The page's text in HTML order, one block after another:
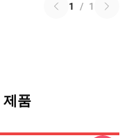
1 / 1
제품